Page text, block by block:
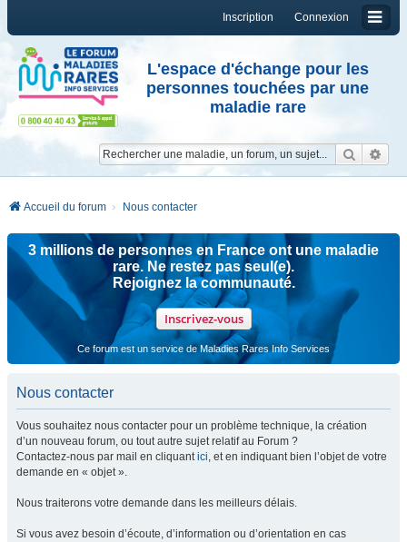
Connexion
Inscription
L'espace d'échange pour les
personnes touchées par une
maladie rare
Accueil du forum Nous contacter
3 millions de personnes en France ont une maladie
rare. Ne restez pas seul(e).
Rejoignez la communauté.
Inscrivez-vous
Ce forum est un service de Maladies Rares Info Services
Nous contacter
Vous souhaitez nous contacter pour un problème technique, la création
d’un nouveau forum, ou tout autre sujet relatif au Forum ?
Contactez-nous par mail en cliquantici, et en indiquant bien l’objet de votre
demande en « objet ».
Nous traiterons votre demande dans les meilleurs délais.
Si vous avez besoin d’écoute, d’information ou d’orientation en cas